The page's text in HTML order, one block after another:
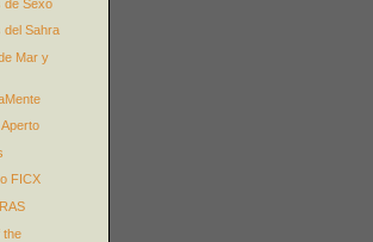
de Sexo
del Sahra
Mar y
FICX
the